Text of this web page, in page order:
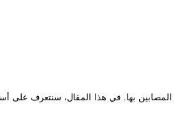
بها. في هذا المقال، سنتعرف على